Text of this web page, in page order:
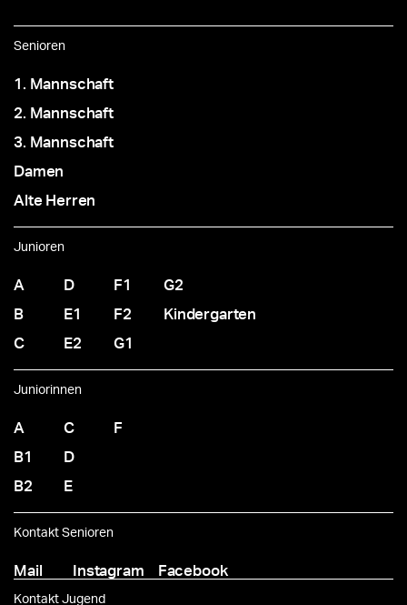
Senioren
1. Mannschaft
2. Mannschaft
3. Mannschaft
Damen
Alte Herren
Junioren
A
B
C
D
E1
E2
F1
F2
G1
G2
Kindergarten
Juniorinnen
A
B1
B2
C
D
E
F
Kontakt Senioren
Mail Instagram Facebook
Kontakt Jugend